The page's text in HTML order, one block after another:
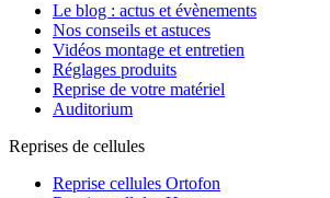
Le blog : actus et évènements
Nos conseils et astuces
Vidéos montage et entretien
Réglages produits
Reprise de votre matériel
Auditorium
Reprises de cellules
Reprise cellules Ortofon